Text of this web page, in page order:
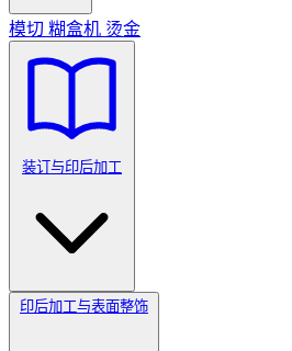
模切 糊盒机 烫金
装订与印后加工
印后加工与表面整饰